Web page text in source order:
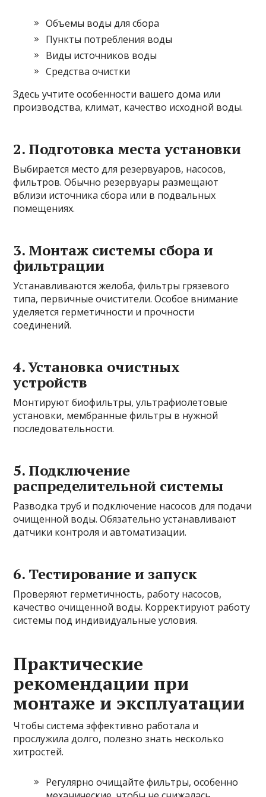
Объемы воды для сбора
Пункты потребления воды
Виды источников воды
Средства очистки
Здесь учтите особенности вашего дома или
производства, климат, качество исходной воды.
2. Подготовка места установки
Выбирается место для резервуаров, насосов,
фильтров. Обычно резервуары размещают
вблизи источника сбора или в подвальных
помещениях.
3. Монтаж системы сбора и
фильтрации
Устанавливаются желоба, фильтры грязевого
типа, первичные очистители. Особое внимание
уделяется герметичности и прочности
соединений.
4. Установка очистных
устройств
Монтируют биофильтры, ультрафиолетовые
установки, мембранные фильтры в нужной
последовательности.
5. Подключение
распределительной системы
Разводка труб и подключение насосов для подачи
очищенной воды. Обязательно устанавливают
датчики контроля и автоматизации.
6. Тестирование и запуск
Проверяют герметичность, работу насосов,
качество очищенной воды. Корректируют работу
системы под индивидуальные условия.
Практические
рекомендации при
монтаже и эксплуатации
Чтобы система эффективно работала и
прослужила долго, полезно знать несколько
хитростей.
Регулярно очищайте фильтры, особенно